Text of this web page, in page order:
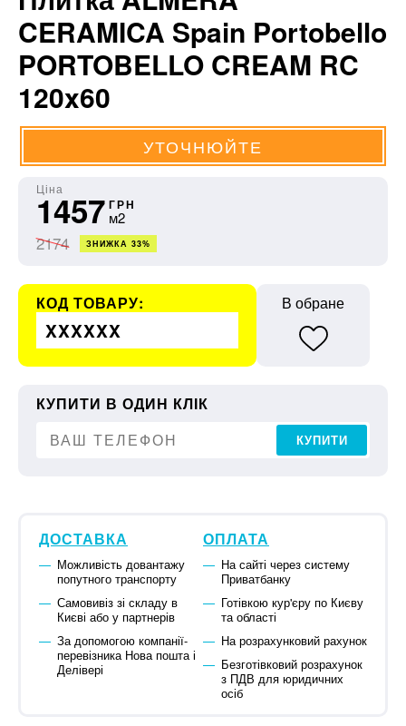
CERAMICA Spain Portobello
PORTOBELLO CREAM RC
120x60
УТОЧНЮЙТЕ
Ціна
1457 ГРН
м2
2174 ЗНИЖКА 33%
КОД ТОВАРУ:
XXXXXX
В обране
КУПИТИ В ОДИН КЛІК
КУПИТИ
ДОСТАВКА
Можливість довантажу
попутного транспорту
Самовивіз зі складу в
Києві або у партнерів
За допомогою компанії-
перевізника Нова пошта і
Делівері
ОПЛАТА
На сайті через систему
Приватбанку
Готівкою кур'єру по Києву
та області
На розрахунковий рахунок
Безготівковий розрахунок
з ПДВ для юридичних
осіб